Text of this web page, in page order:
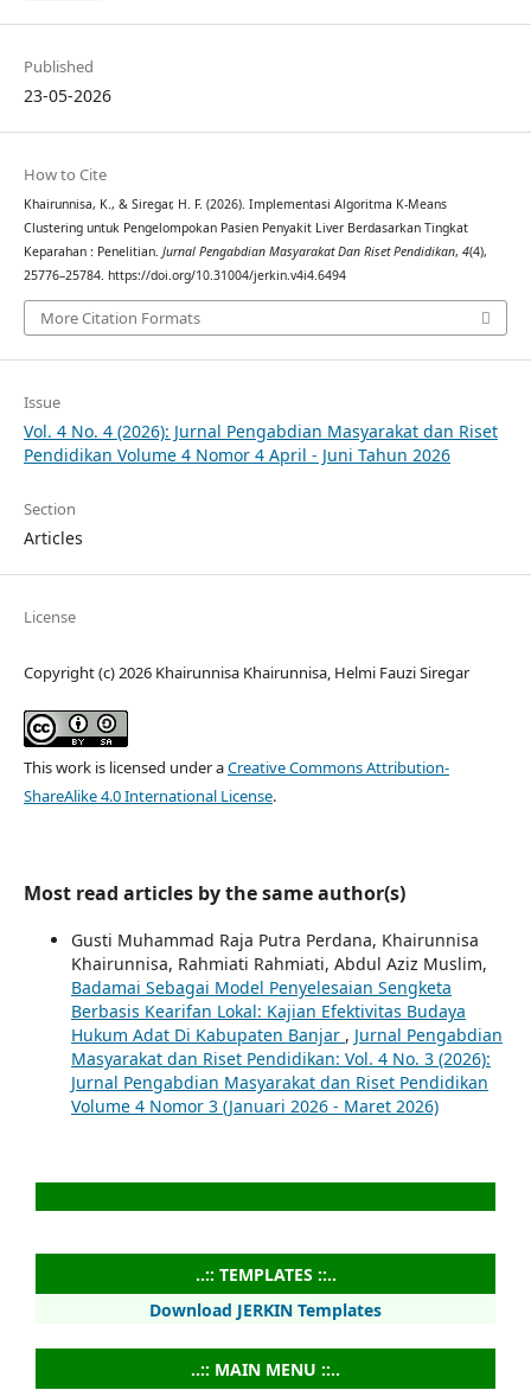
Published
23-05-2026
How to Cite
Khairunnisa, K., & Siregar, H. F. (2026). Implementasi Algoritma K-Means
Clustering untuk Pengelompokan Pasien Penyakit Liver Berdasarkan Tingkat
Keparahan : Penelitian. Jurnal Pengabdian Masyarakat Dan Riset Pendidikan, 4(4),
25776–25784. https://doi.org/10.31004/jerkin.v4i4.6494
More Citation Formats
Issue
Vol. 4 No. 4 (2026): Jurnal Pengabdian Masyarakat dan Riset
Pendidikan Volume 4 Nomor 4 April - Juni Tahun 2026
Section
Articles
License
Copyright (c) 2026 Khairunnisa Khairunnisa, Helmi Fauzi Siregar
This work is licensed under aCreative Commons Attribution-
ShareAlike 4.0 International License.
Most read articles by the same author(s)
Gusti Muhammad Raja Putra Perdana, Khairunnisa
Khairunnisa, Rahmiati Rahmiati, Abdul Aziz Muslim,
Badamai Sebagai Model Penyelesaian Sengketa
Berbasis Kearifan Lokal: Kajian Efektivitas Budaya
Hukum Adat Di Kabupaten Banjar , Jurnal Pengabdian
Masyarakat dan Riset Pendidikan: Vol. 4 No. 3 (2026):
Jurnal Pengabdian Masyarakat dan Riset Pendidikan
Volume 4 Nomor 3 (Januari 2026 - Maret 2026)
..:: TEMPLATES ::..
Download JERKIN Templates
..:: MAIN MENU ::..